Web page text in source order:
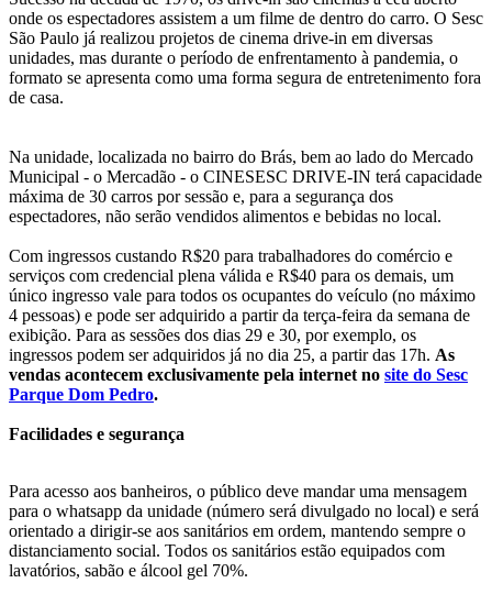
onde os espectadores assistem a um filme de dentro do carro. O Sesc
São Paulo já realizou projetos de cinema drive-in em diversas
unidades, mas durante o período de enfrentamento à pandemia, o
formato se apresenta como uma forma segura de entretenimento fora
de casa.
Na unidade, localizada no bairro do Brás, bem ao lado do Mercado
Municipal - o Mercadão - o CINESESC DRIVE-IN terá capacidade
máxima de 30 carros por sessão e, para a segurança dos
espectadores, não serão vendidos alimentos e bebidas no local.
Com ingressos custando R$20 para trabalhadores do comércio e
serviços com credencial plena válida e R$40 para os demais, um
único ingresso vale para todos os ocupantes do veículo (no máximo
4 pessoas) e pode ser adquirido a partir da terça-feira da semana de
exibição. Para as sessões dos dias 29 e 30, por exemplo, os
ingressos podem ser adquiridos já no dia 25, a partir das 17h. As
vendas acontecem exclusivamente pela internet no site do Sesc
Parque Dom Pedro.
Facilidades e segurança
Para acesso aos banheiros, o público deve mandar uma mensagem
para o whatsapp da unidade (número será divulgado no local) e será
orientado a dirigir-se aos sanitários em ordem, mantendo sempre o
distanciamento social. Todos os sanitários estão equipados com
lavatórios, sabão e álcool gel 70%.